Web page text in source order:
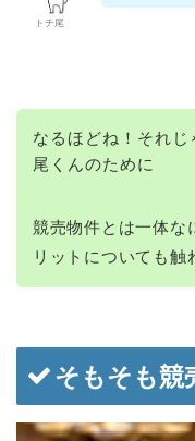
トチ尾
なるほどね！それ
尾くんのために
競売物件とは一体な
リットについても触
そもそも競